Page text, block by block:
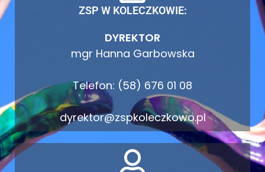
ZSP W KOLECZKOWIE:
DYREKTOR
mgr Hanna Garbowska
Telefon: (58) 676 01 08
dyrektor@zspkoleczkowo.pl